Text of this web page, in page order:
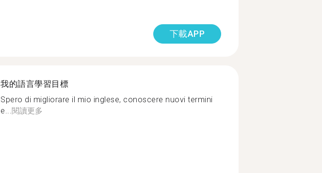
下載APP
我的語言學習目標
Spero di migliorare il mio inglese, conoscere nuovi termini
e...閱讀更多